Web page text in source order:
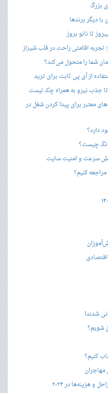
بزرگ
با دیگر برندها
تا نانو بروز
تجربه اقامتی راحت در قلب شیراز
از آی پی ثابت برای ترید
تا جذب نیرو به همراه چک لیست
معتبر برای پیدا کردن شغل در
دارد؟
چیست؟
سرعت و امنیت سایت
کنیم؟
شدند!
شویم؟
کنیم؟
مهاجران
هزینه‌ها در ۲۰۲۴